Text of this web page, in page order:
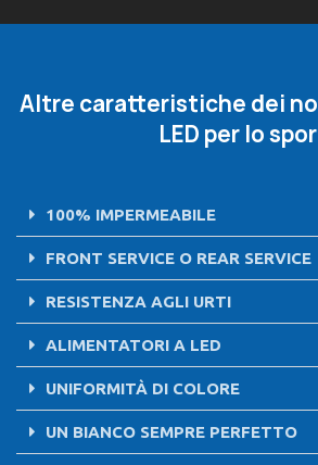
Altre caratteristiche dei
LED per lo
100% IMPERMEABILE
FRONT SERVICE O REAR SERVICE
RESISTENZA AGLI URTI
ALIMENTATORI A LED
UNIFORMITÀ DI COLORE
UN BIANCO SEMPRE PERFETTO